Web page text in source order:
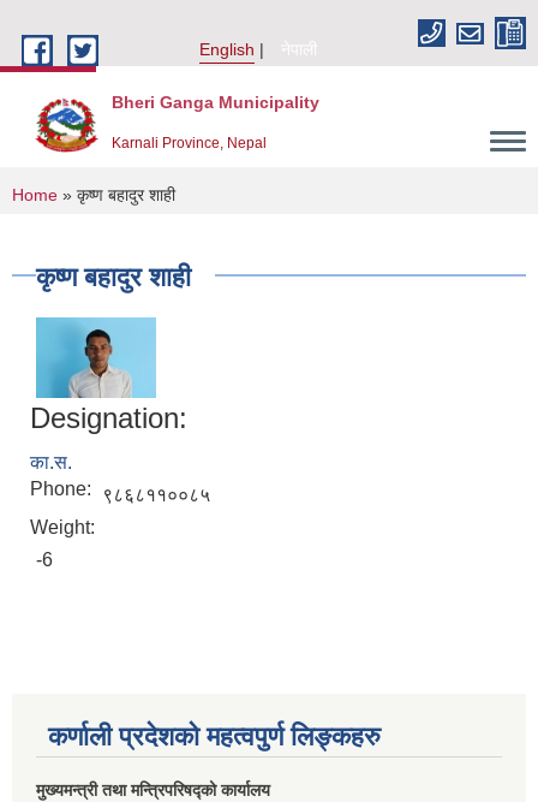
English
नेपाली
Bheri Ganga Municipality
Karnali Province, Nepal
You are here
Home » कृष्ण बहादुर शाही
कृष्ण बहादुर शाही
Designation:
का.स.
Phone:
९८६८११००८५
Weight:
-6
कर्णाली प्रदेशको महत्वपुर्ण लिङ्कहरु
मुख्यमन्त्री तथा मन्त्रिपरिषद्को कार्यालय